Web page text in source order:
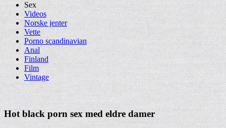
Sex
Videos
Norske jenter
Vette
Porno scandinavian
Anal
Finland
Film
Vintage
Hot black porn sex med eldre damer